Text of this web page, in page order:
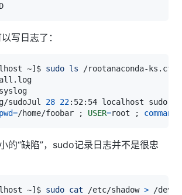
写日志了：
~] $ sudo ls
sudoJul 28 22:52:54 localhost sudo:
pwd=/home/foobar ; USER=root ; command
的“缺陷”，sudo记录日志并不是很忠
~] $ sudo cat /etc/shadow >